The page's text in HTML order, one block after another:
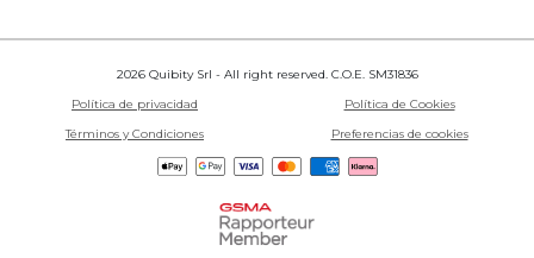
2026 Quibity Srl - All right reserved. C.O.E. SM31836
Política de privacidad
Política de Cookies
Términos y Condiciones
Preferencias de cookies